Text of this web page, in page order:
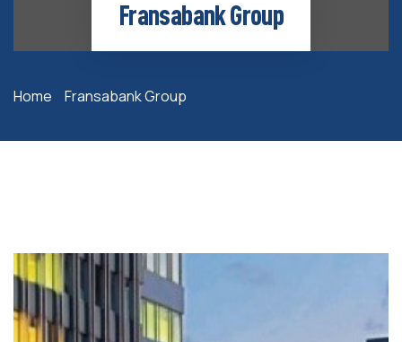
Fransabank Group
Home Fransabank Group